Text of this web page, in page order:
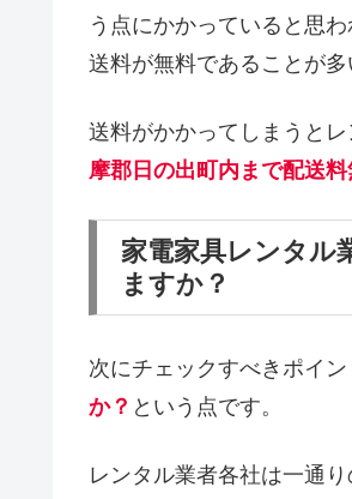
う点にかかっていると思
送料が無料であることが多
送料がかかってしまうと
摩郡日の出町内まで配送
家電家具レンタル
ますか？
次にチェックすべきポイン
か？ という点です。
レンタル業者各社は一通